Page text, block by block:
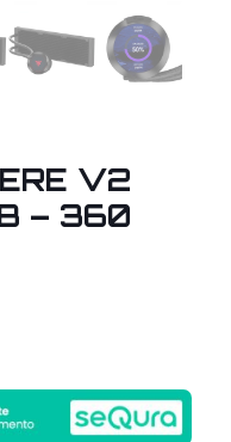
V2
– 360